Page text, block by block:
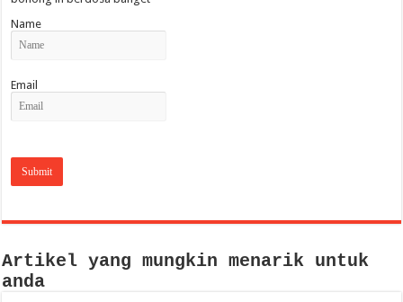
Name
Email
Artikel yang mungkin menarik untuk
anda